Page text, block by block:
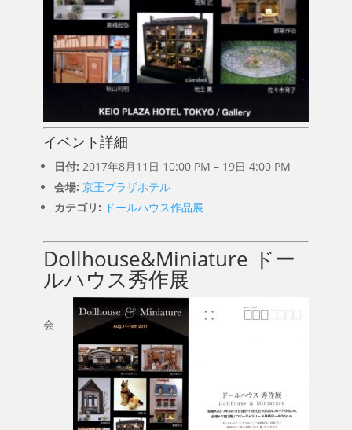
イベント詳細
日付: 2017年8月11日 10:00 PM – 19日 4:00 PM
会場: 京王プラザホテル
カテゴリ: ドールハウス作品展
Dollhouse&Miniature ドー
ルハウス秀作展
会